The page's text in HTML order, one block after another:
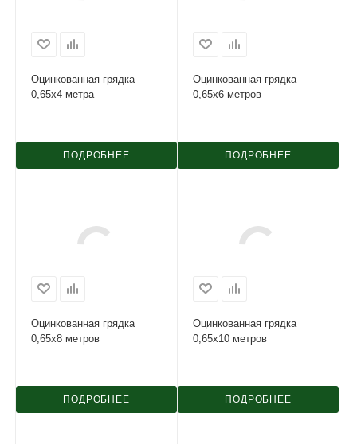
Оцинкованная грядка
0,65х4 метра
ПОДРОБНЕЕ
Оцинкованная грядка
0,65х6 метров
ПОДРОБНЕЕ
Оцинкованная грядка
0,65х8 метров
ПОДРОБНЕЕ
Оцинкованная грядка
0,65х10 метров
ПОДРОБНЕЕ